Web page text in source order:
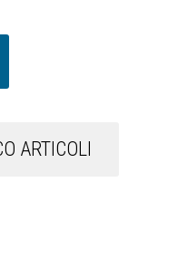
ARTICOLI